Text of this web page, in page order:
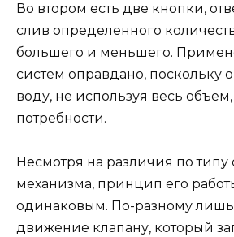
Во втором есть две кнопки,
слив определенного
большего и меньшего.
систем оправдано, поскольку
воду, не используя весь
потребности.
Несмотря на различия по типу
механизма, принцип его
одинаковым. По-разному лишь
движение клапану, который